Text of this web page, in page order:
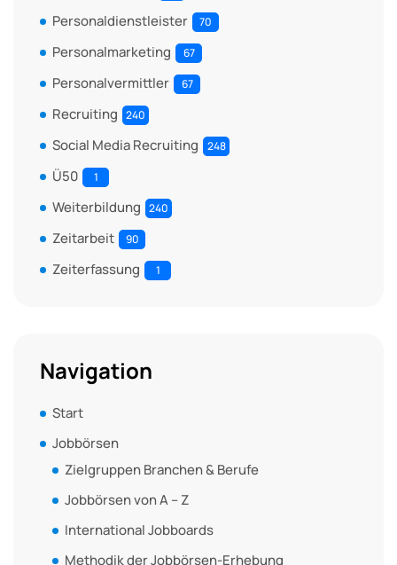
Personaldienstleister 70
Personalmarketing 67
Personalvermittler 67
Recruiting 240
Social Media Recruiting 248
Ü50 1
Weiterbildung 240
Zeitarbeit 90
Zeiterfassung 1
Navigation
Start
Jobbörsen
Zielgruppen Branchen & Berufe
Jobbörsen von A – Z
International Jobboards
Methodik der Jobbörsen-Erhebung